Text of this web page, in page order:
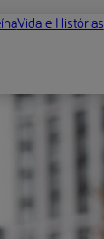
Vida e Histórias